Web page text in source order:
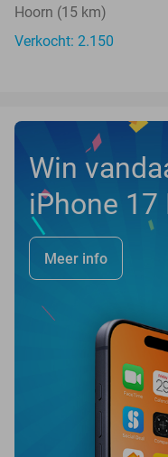
Hoorn (15 km)
Verkocht: 2.150
Win
iPhone 17
Meer info